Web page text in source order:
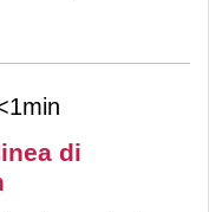
di